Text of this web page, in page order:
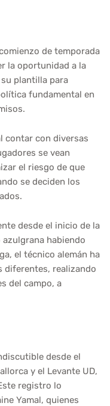
de temporada
la oportunidad a la
plantilla para
fundamental en
contar con diversas
se vean
el riesgo de que
se deciden los
desde el inicio de la
habiendo
el técnico alemán ha
diferentes, realizando
del campo, a
desde el
y el Levante UD,
registro lo
Yamal, quienes